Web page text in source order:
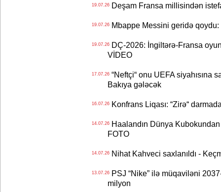
19.07.26Deşam Fransa millisindən
19.07.26Mbappe Messini geridə qoydu:
19.07.26DÇ-2026: İngiltərə-Fransa
VİDEO
17.07.26“Neftçi“ onu UEFA siyahısına
Bakıya gələcək
16.07.26Konfrans Liqası: “Zirə“
14.07.26Haalandın Dünya Kubokundan
FOTO
14.07.26Nihat Kahveci saxlanıldı -
13.07.26PSJ “Nike” ilə müqaviləni
milyon